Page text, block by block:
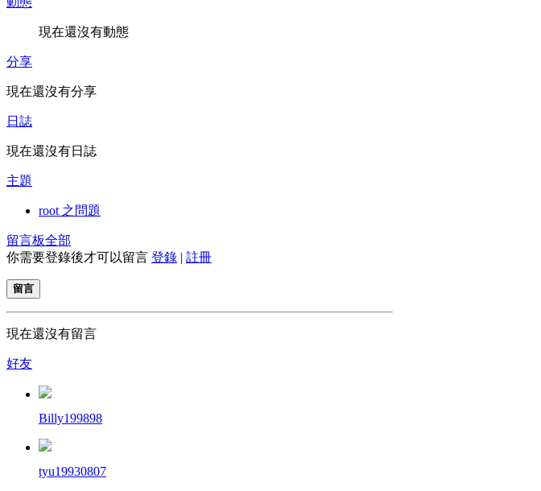
現在還沒有動態
分享
現在還沒有分享
日誌
現在還沒有日誌
主題
root 之問題
留言板全部
你需要登錄後才可以留言 登錄 | 註冊
留言
現在還沒有留言
好友
Billy199898
tyu19930807